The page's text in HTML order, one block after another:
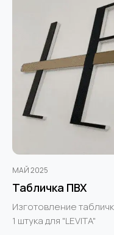
МАЙ 2025
Табличка ПВХ
Изготовление
1 штука для "LEVITA"